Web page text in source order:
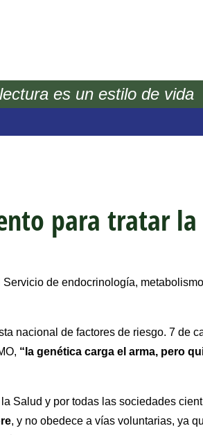
es un estilo de vida
para tratar la
Servicio de endocrinología,
nacional de factores de riesgo. 7 de
“la genética carga el arma, pero
Salud y por todas las sociedades
, y no obedece a vías voluntarias, ya